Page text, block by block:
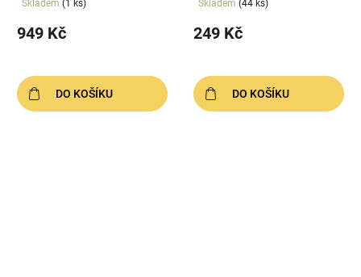
Skladem (1 ks)
949 Kč
DO KOŠÍKU
Skladem (44 ks)
249 Kč
DO KOŠÍKU